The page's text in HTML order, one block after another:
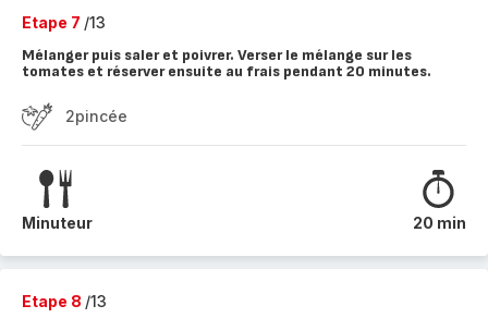
Etape 7 /13
Mélanger puis saler et poivrer. Verser le mélange sur les
tomates et réserver ensuite au frais pendant 20 minutes.
2pincée
Minuteur 20 min
Etape 8 /13